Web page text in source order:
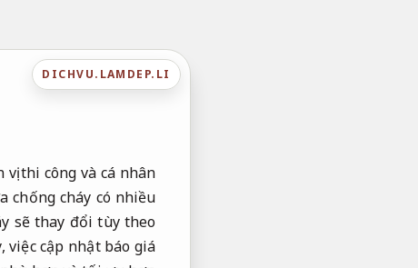
DICHVU.LAMDEP.LI
thi công và cá nhân
chống cháy có nhiều
sẽ thay đổi tùy theo
việc cập nhật báo giá